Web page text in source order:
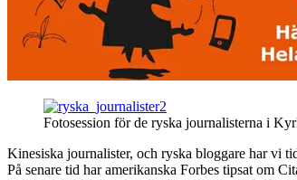
Fotosession för de ryska journalisterna i
Kinesiska journalister, och ryska bloggare har vi
På senare tid har amerikanska Forbes tipsat om